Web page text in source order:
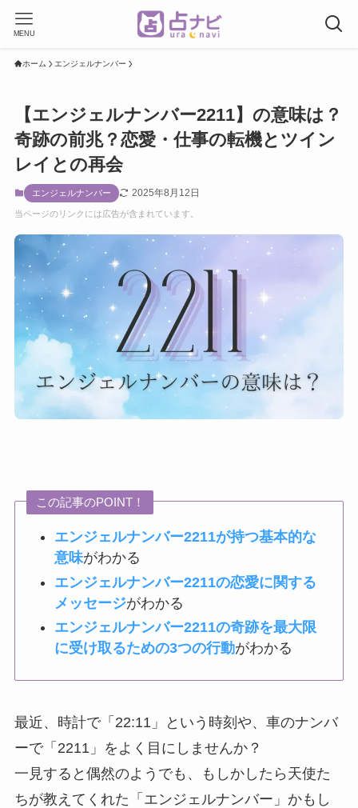
MENU
ホーム エンジェルナンバー
【エンジェルナンバー2211】の意味は？
奇跡の前兆？恋愛・仕事の転機とツイン
レイとの再会
エンジェルナンバー 2025年8月12日
当ページのリンクには広告が含まれています。
この記事のPOINT！
エンジェルナンバー2211が持つ基本的な
意味がわかる
エンジェルナンバー2211の恋愛に関する
メッセージがわかる
エンジェルナンバー2211の奇跡を最大限
に受け取るための3つの行動がわかる
最近、時計で「22:11」という時刻や、車のナンバ
ーで「2211」をよく目にしませんか？
一見すると偶然のようでも、もしかしたら天使た
ちが教えてくれた「エンジェルナンバー」かもし